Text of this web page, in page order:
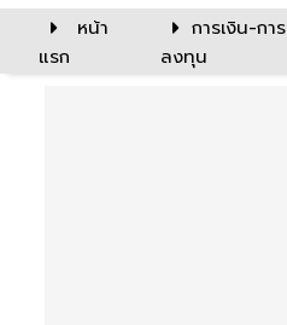
หน้า
แรก
การเงิน-การ
ลงทุน